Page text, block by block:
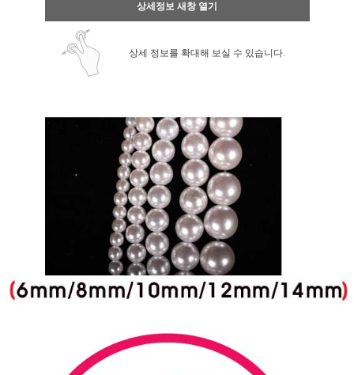
상세정보 새창 열기
상세 정보를 확대해 보실 수 있습니다.